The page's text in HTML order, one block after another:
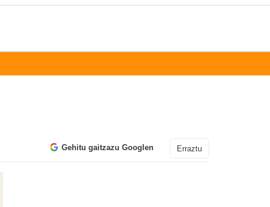
Gehitu gaitzazu Googlen Erraztu